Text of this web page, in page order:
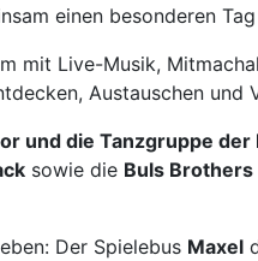
einen besonderen
mit Live-Musik,
Austauschen und
und die Tanzgruppe der
sowie die Buls Brothers
Der Spielebus Maxel